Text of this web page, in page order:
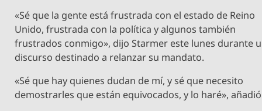
«Sé que la gente está frustrada con el estado de Reino
Unido, frustrada con la política y algunos también
frustrados conmigo», dijo Starmer este lunes durante
discurso destinado a relanzar su mandato.
«Sé que hay quienes dudan de mí, y sé que necesito
demostrarles que están equivocados, y lo haré»,